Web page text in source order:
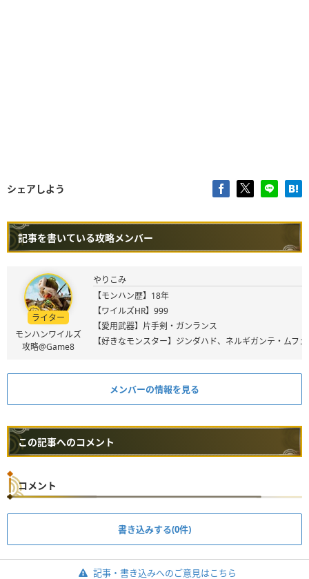
シェアしよう
記事を書いている攻略メンバー
ライター
モンハンワイルズ
攻略@Game8
やりこみ
【モンハン歴】18年
【ワイルズHR】999
【愛用武器】片手剣・ガンランス
【好きなモンスター】ジンダハド、ネルギガンテ・ムフ
メンバーの情報を見る
この記事へのコメント
コメント
書き込みする(0件)
記事・書き込みへのご意見はこちら